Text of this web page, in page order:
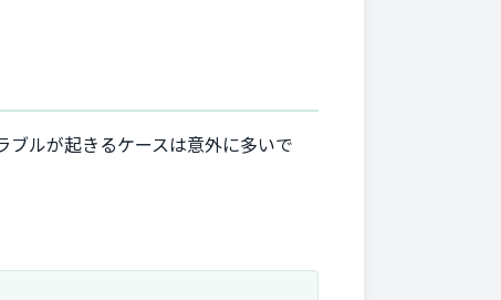
ルが起きるケースは意外に多いで